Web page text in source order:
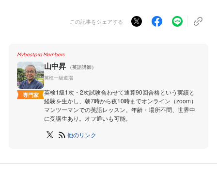
この記事をシェアする
Mybestpro Members
専門家
山中昇
（英語講師）
英検一級道場
英検1級1次・2次試験合わせて通算90回合格という実績と
経験を生かし、朝7時から夜10時までオンライン（zoom）
マンツーマンでの英語レッスン。年齢・場所不問、世界中
に受講生あり。オフ通いも可能。
他のリンク